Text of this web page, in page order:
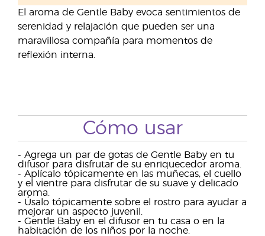
El aroma de Gentle Baby evoca sentimientos de
serenidad y relajación que pueden ser una
maravillosa compañía para momentos de
reflexión interna.
Cómo usar
- Agrega un par de gotas de Gentle Baby en tu
difusor para disfrutar de su enriquecedor aroma.
- Aplícalo tópicamente en las muñecas, el cuello
y el vientre para disfrutar de su suave y delicado
aroma.
- Úsalo tópicamente sobre el rostro para ayudar a
mejorar un aspecto juvenil.
- Gentle Baby en el difusor en tu casa o en la
habitación de los niños por la noche.